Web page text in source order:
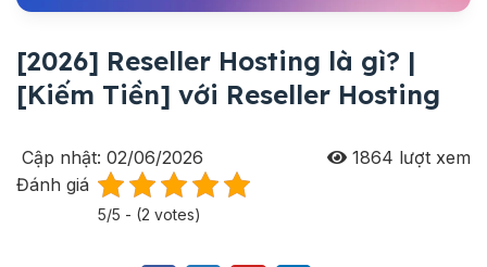
[2026] Reseller Hosting là gì? |
[Kiếm Tiền] với Reseller Hosting
Cập nhật: 02/06/2026 1864 lượt xem
Đánh giá
5/5 - (2 votes)